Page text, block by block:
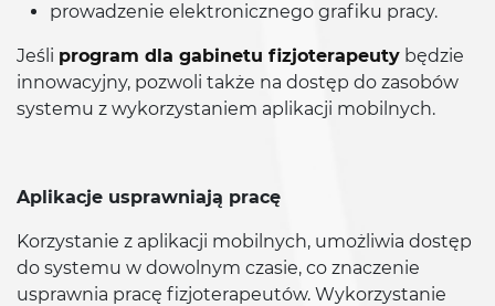
prowadzenie elektronicznego grafiku pracy.
Jeśli program dla gabinetu fizjoterapeuty będzie
innowacyjny, pozwoli także na dostęp do zasobów
systemu z wykorzystaniem aplikacji mobilnych.
Aplikacje usprawniają pracę
Korzystanie z aplikacji mobilnych, umożliwia dostęp
do systemu w dowolnym czasie, co znaczenie
usprawnia pracę fizjoterapeutów. Wykorzystanie